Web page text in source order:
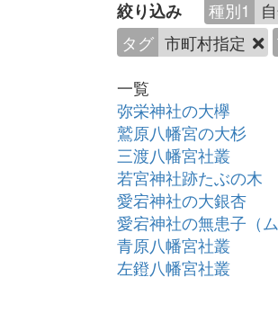
絞り込み 種別1
タグ 市町村指定
一覧
弥栄神社の大欅
鷲原八幡宮の大杉
三渡八幡宮社叢
若宮神社跡たぶの木
愛宕神社の大銀杏
愛宕神社の無患子（ム
青原八幡宮社叢
左鐙八幡宮社叢